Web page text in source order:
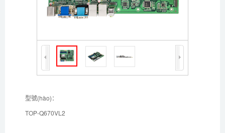
型號(hào)：
TOP-Q670VL2